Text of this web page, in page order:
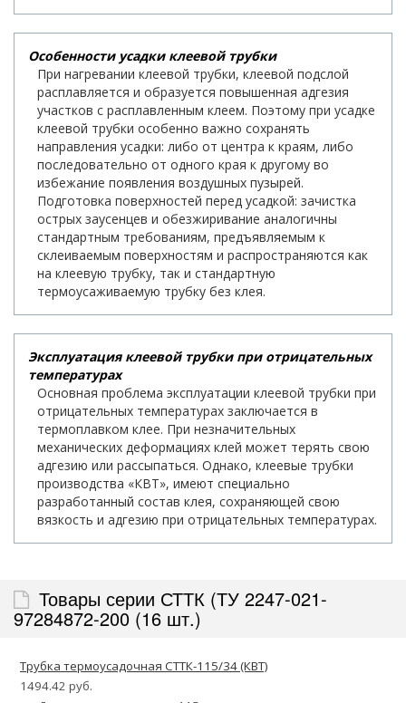
Особенности усадки клеевой трубки
При нагревании клеевой трубки, клеевой подслой
расплавляется и образуется повышенная адгезия
участков с расплавленным клеем. Поэтому при усадке
клеевой трубки особенно важно сохранять
направления усадки: либо от центра к краям, либо
последовательно от одного края к другому во
избежание появления воздушных пузырей.
Подготовка поверхностей перед усадкой: зачистка
острых заусенцев и обезжиривание аналогичны
стандартным требованиям, предъявляемым к
склеиваемым поверхностям и распространяются как
на клеевую трубку, так и стандартную
термоусаживаемую трубку без клея.
Эксплуатация клеевой трубки при отрицательных
температурах
Основная проблема эксплуатации клеевой трубки при
отрицательных температурах заключается в
термоплавком клее. При незначительных
механических деформациях клей может терять свою
адгезию или рассыпаться. Однако, клеевые трубки
производства «КВТ», имеют специально
разработанный состав клея, сохраняющей свою
вязкость и адгезию при отрицательных температурах.
Товары серии СТТК (ТУ 2247-021-
97284872-200 (16 шт.)
Трубка термоусадочная СТТК-115/34 (КВТ)
1494.42 руб.